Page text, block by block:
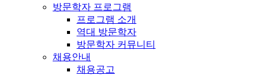
방문학자 프로그램
프로그램 소개
역대 방문학자
방문학자 커뮤니티
채용안내
채용공고